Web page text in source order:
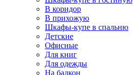
В коридор
В прихожую
Шкафы-купе в спальню
Детские
Офисные
Для книг
Для одежды
На балкон